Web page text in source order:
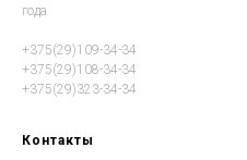
года
+375(29)109-34-34
+375(29)108-34-34
+375(29)323-34-34
Контакты